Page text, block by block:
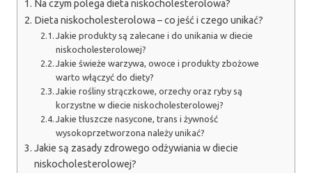
Na czym polega dieta niskocholesterolowa?
Dieta niskocholesterolowa – co jeść i czego unikać?
Jakie produkty są zalecane i do unikania w diecie
niskocholesterolowej?
Jakie świeże warzywa, owoce i produkty zbożowe
warto włączyć do diety?
Jakie rośliny strączkowe, orzechy oraz ryby są
korzystne w diecie niskocholesterolowej?
Jakie tłuszcze nasycone, trans i żywność
wysokoprzetworzona należy unikać?
Jakie są zasady zdrowego odżywiania w diecie
niskocholesterolowej?